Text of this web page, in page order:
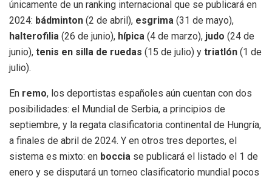
únicamente de un ranking internacional que se publicará en
2024: bádminton (2 de abril), esgrima (31 de mayo),
halterofilia (26 de junio), hípica (4 de marzo), judo (24 de
junio), tenis en silla de ruedas (15 de julio) y triatlón (1 de
julio).
En remo, los deportistas españoles aún cuentan con dos
posibilidades: el Mundial de Serbia, a principios de
septiembre, y la regata clasificatoria continental de Hungría,
a finales de abril de 2024. Y en otros tres deportes, el
sistema es mixto: en boccia se publicará el listado el 1 de
enero y se disputará un torneo clasificatorio mundial pocos